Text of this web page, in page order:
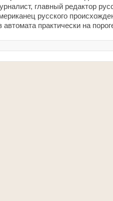
главный редактор
русского
автомата практически на